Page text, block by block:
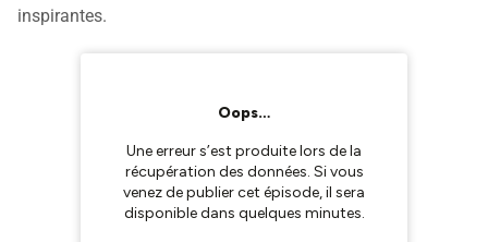
inspirantes.